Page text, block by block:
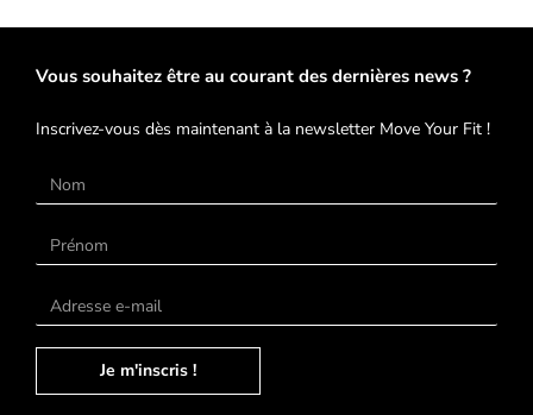
Vous souhaitez être au courant des dernières news ?
Inscrivez-vous dès maintenant à la newsletter Move Your Fit !
Je m'inscris !